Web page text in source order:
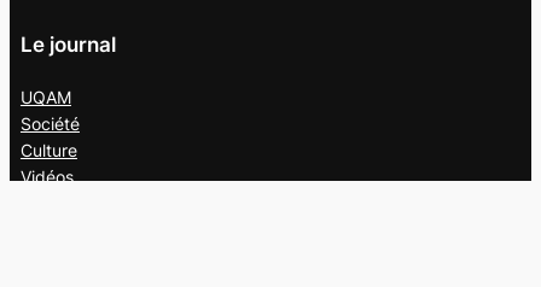
Le journal
UQAM
Société
Culture
Vidéos